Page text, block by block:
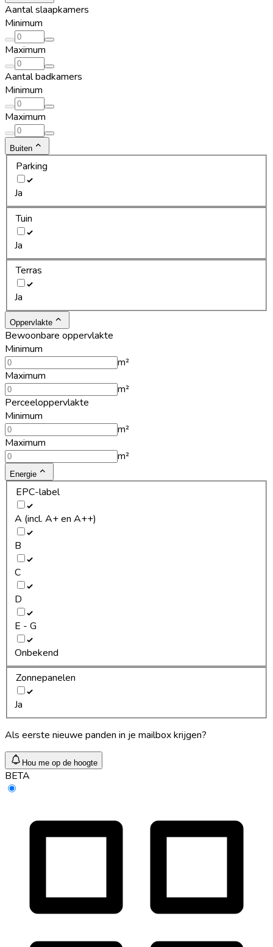
Aantal slaapkamers
Minimum
Maximum
Aantal badkamers
Minimum
Maximum
Buiten
Parking
Ja
Tuin
Ja
Terras
Ja
Oppervlakte
Bewoonbare oppervlakte
Minimum
m²
Maximum
m²
Perceeloppervlakte
Minimum
m²
Maximum
m²
Energie
EPC-label
A (incl. A+ en A++)
B
C
D
E - G
Onbekend
Zonnepanelen
Ja
Als eerste nieuwe panden in je mailbox krijgen?
Hou me op de hoogte
BETA